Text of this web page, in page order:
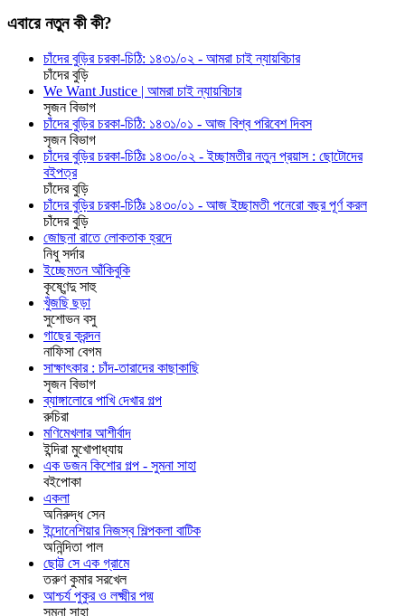
এবারে নতুন কী কী?
চাঁদের বুড়ির চরকা-চিঠি: ১৪৩১/০২ - আমরা চাই ন্যায়বিচার
চাঁদের বুড়ি
We Want Justice | আমরা চাই ন্যায়বিচার
সৃজন বিভাগ
চাঁদের বুড়ির চরকা-চিঠি: ১৪৩১/০১ - আজ বিশ্ব পরিবেশ দিবস
সৃজন বিভাগ
চাঁদের বুড়ির চরকা-চিঠিঃ ১৪৩০/০২ - ইচ্ছামতীর নতুন প্রয়াস : ছোটোদের
বইপত্র
চাঁদের বুড়ি
চাঁদের বুড়ির চরকা-চিঠিঃ ১৪৩০/০১ - আজ ইচ্ছামতী পনেরো বছর পূর্ণ করল
চাঁদের বুড়ি
জোছনা রাতে লোকতাক হ্রদে
নিধু সর্দার
ইচ্ছেমতন আঁকিবুকি
কৃষ্ণেন্দু সাহু
খুঁজছি ছড়া
সুশোভন বসু
গাছের ক্রন্দন
নাফিসা বেগম
সাক্ষাৎকার : চাঁদ-তারাদের কাছাকাছি
সৃজন বিভাগ
ব্যাঙ্গালোরে পাখি দেখার গল্প
রুচিরা
মণিমেখলার আশীর্বাদ
ইন্দিরা মুখোপাধ্যায়
এক ডজন কিশোর গল্প - সুমনা সাহা
বইপোকা
একলা
অনিরুদ্ধ সেন
ইন্দোনেশিয়ার নিজস্ব শিল্পকলা বাটিক
অনিন্দিতা পাল
ছোট্ট সে এক গ্রামে
তরুণ কুমার সরখেল
আশ্চর্য পুকুর ও লক্ষ্মীর পদ্ম
সুমনা সাহা